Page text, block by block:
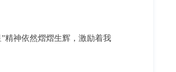
精神依然熠熠生辉，激励着我